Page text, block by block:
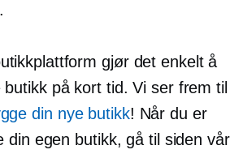
gjør det enkelt å
butikk på kort tid. Vi ser frem til
din nye butikk! Når du er
din egen butikk, gå til siden vår